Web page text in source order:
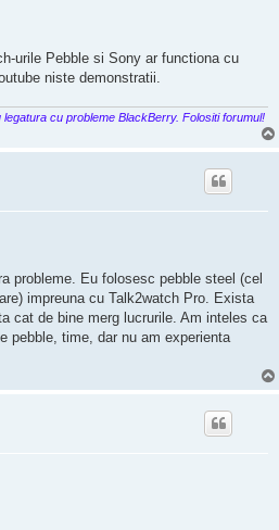
urile Pebble si Sony ar functiona cu
niste demonstratii.
cu probleme BlackBerry. Folositi forumul!
probleme. Eu folosesc pebble steel (cel
impreuna cu Talk2watch Pro. Exista
cat de bine merg lucrurile. Am inteles ca
pebble, time, dar nu am experienta